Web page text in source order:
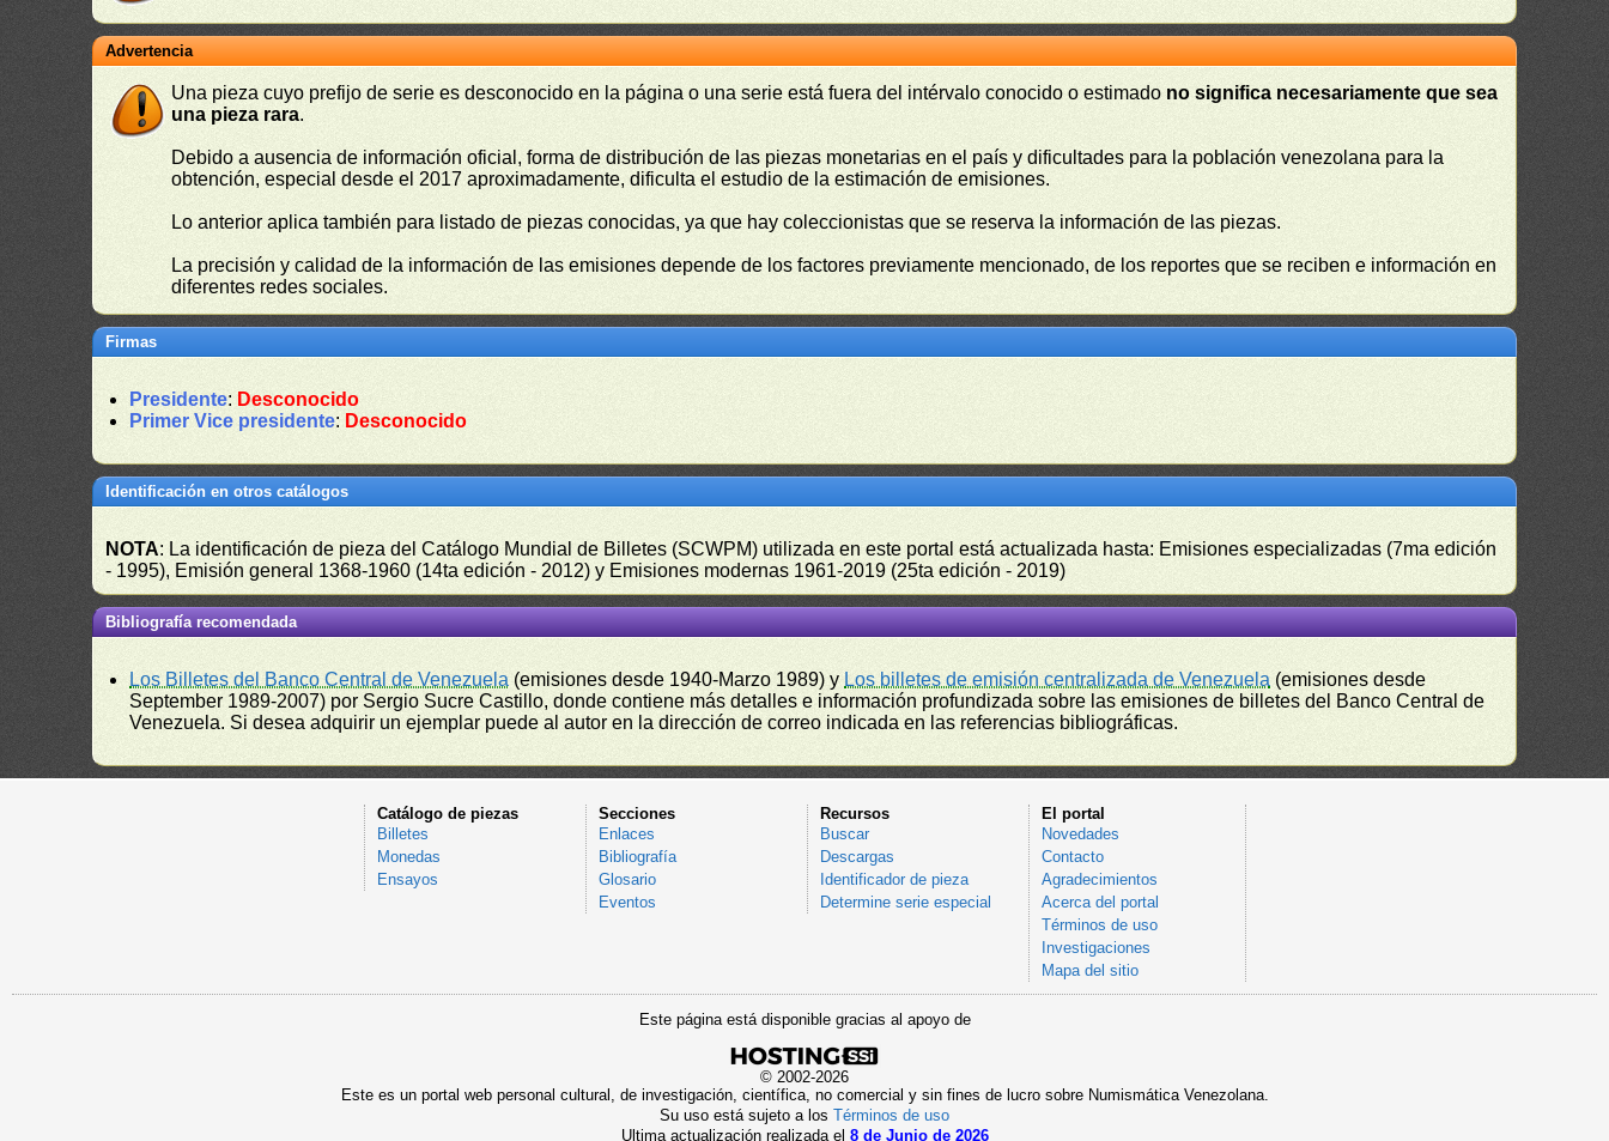
Advertencia
Una pieza cuyo prefijo de serie es desconocido en la página o una serie está fuera del intérvalo conocido o estimado no significa necesariamente que sea
una pieza rara.
Debido a ausencia de información oficial, forma de distribución de las piezas monetarias en el país y dificultades para la población venezolana para la
obtención, especial desde el 2017 aproximadamente, dificulta el estudio de la estimación de emisiones.
Lo anterior aplica también para listado de piezas conocidas, ya que hay coleccionistas que se reserva la información de las piezas.
La precisión y calidad de la información de las emisiones depende de los factores previamente mencionado, de los reportes que se reciben e información en
diferentes redes sociales.
Firmas
Presidente: Desconocido
Primer Vice presidente: Desconocido
Identificación en otros catálogos
NOTA: La identificación de pieza del Catálogo Mundial de Billetes (SCWPM) utilizada en este portal está actualizada hasta: Emisiones especializadas (7ma edición
- 1995), Emisión general 1368-1960 (14ta edición - 2012) y Emisiones modernas 1961-2019 (25ta edición - 2019)
Bibliografía recomendada
Los Billetes del Banco Central de Venezuela (emisiones desde 1940-Marzo 1989) y Los billetes de emisión centralizada de Venezuela (emisiones desde
September 1989-2007) por Sergio Sucre Castillo, donde contiene más detalles e información profundizada sobre las emisiones de billetes del Banco Central de
Venezuela. Si desea adquirir un ejemplar puede al autor en la dirección de correo indicada en las referencias bibliográficas.
Catálogo de piezas
Billetes
Monedas
Ensayos
Secciones
Enlaces
Bibliografía
Glosario
Eventos
Recursos
Buscar
Descargas
Identificador de pieza
Determine serie especial
El portal
Novedades
Contacto
Agradecimientos
Acerca del portal
Términos de uso
Investigaciones
Mapa del sitio
Este página está disponible gracias al apoyo de
© 2002-2026
Este es un portal web personal cultural, de investigación, científica, no comercial y sin fines de lucro sobre Numismática Venezolana.
Su uso está sujeto a los Términos de uso
Ultima actualización realizada el 8 de Junio de 2026